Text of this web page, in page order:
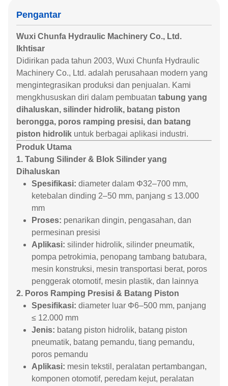
Pengantar
Wuxi Chunfa Hydraulic Machinery Co., Ltd.
Ikhtisar
Didirikan pada tahun 2003, Wuxi Chunfa Hydraulic
Machinery Co., Ltd. adalah perusahaan modern yang
mengintegrasikan produksi dan penjualan. Kami
mengkhususkan diri dalam pembuatan tabung yang
dihaluskan, silinder hidrolik, batang piston
berongga, poros ramping presisi, dan batang
piston hidrolik untuk berbagai aplikasi industri.
Produk Utama
1. Tabung Silinder & Blok Silinder yang
Dihaluskan
Spesifikasi: diameter dalam Φ32–700 mm,
ketebalan dinding 2–50 mm, panjang ≤ 13.000
mm
Proses: penarikan dingin, pengasahan, dan
permesinan presisi
Aplikasi: silinder hidrolik, silinder pneumatik,
pompa petrokimia, penopang tambang batubara,
mesin konstruksi, mesin transportasi berat, poros
penggerak otomotif, mesin plastik, dan lainnya
2. Poros Ramping Presisi & Batang Piston
Spesifikasi: diameter luar Φ6–500 mm, panjang
≤ 12.000 mm
Jenis: batang piston hidrolik, batang piston
pneumatik, batang pemandu, tiang pemandu,
poros pemandu
Aplikasi: mesin tekstil, peralatan pertambangan,
komponen otomotif, peredam kejut, peralatan